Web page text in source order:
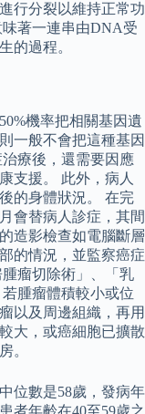
行分裂以維持正常功
著一連串由DNA受
的過程。
機率把相關基因遺
一般不會把這種基因
療後，還需要因應
支援。 此外，病人
的身體狀況。 在完
會替病人診症，其間
造影檢查如電腦斷層
的情況，並監察癌症
瘤切除術」、「乳
腫瘤體積較小或位
以及周邊組織，再用
大，或癌細胞已擴散
。
位數是58歲，發病年